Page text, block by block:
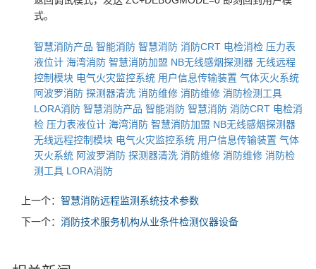
式。
智慧消防产品 智能消防 智慧消防 消防CRT 电检消检 压力表
液位计 海湾消防 智慧消防加盟 NB无线感烟探测器 无线远程
控制模块 电气火灾监控系统 用户信息传输装置 气体灭火系统
阿波罗消防 探测器清洗 消防维修 消防维修 消防检测工具
LORA消防 智慧消防产品 智能消防 智慧消防 消防CRT 电检消
检 压力表液位计 海湾消防 智慧消防加盟 NB无线感烟探测器
无线远程控制模块 电气火灾监控系统 用户信息传输装置 气体
灭火系统 阿波罗消防 探测器清洗 消防维修 消防维修 消防检
测工具 LORA消防
上一个： 智慧消防远程监测系统技术参数
下一个： 消防技术服务机构从业条件检测仪器设备